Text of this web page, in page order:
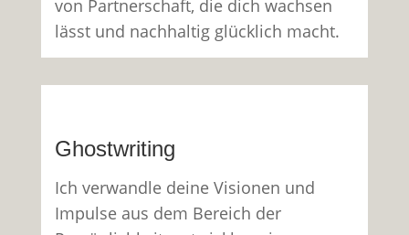
von Partnerschaft, die dich wachsen
lässt und nachhaltig glücklich macht.
Ghostwriting
Ich verwandle deine Visionen und
Impulse aus dem Bereich der